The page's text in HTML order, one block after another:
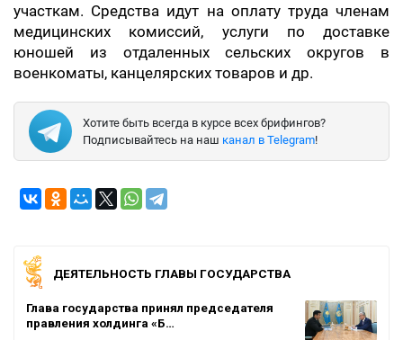
участкам. Средства идут на оплату труда членам
медицинских комиссий, услуги по доставке
юношей из отдаленных сельских округов в
военкоматы, канцелярских товаров и др.
Хотите быть всегда в курсе всех брифингов?
Подписывайтесь на наш канал в Telegram!
ДЕЯТЕЛЬНОСТЬ ГЛАВЫ ГОСУДАРСТВА
Глава государства принял председателя
правления холдинга «Б…